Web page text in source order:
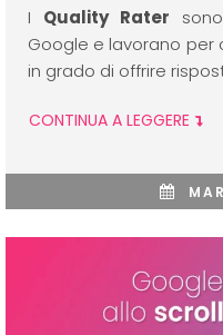
I Quality Rater
Google e lavorano per
in grado di offrire
CONTINUA A LEGGERE